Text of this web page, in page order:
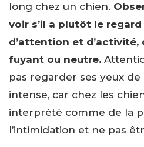
long chez un chien.
voir s’il a plutôt le
d’attention et
fuyant ou neutre.
pas regarder ses yeux
intense, car chez les
interprété comme de la
l’intimidation et ne pas